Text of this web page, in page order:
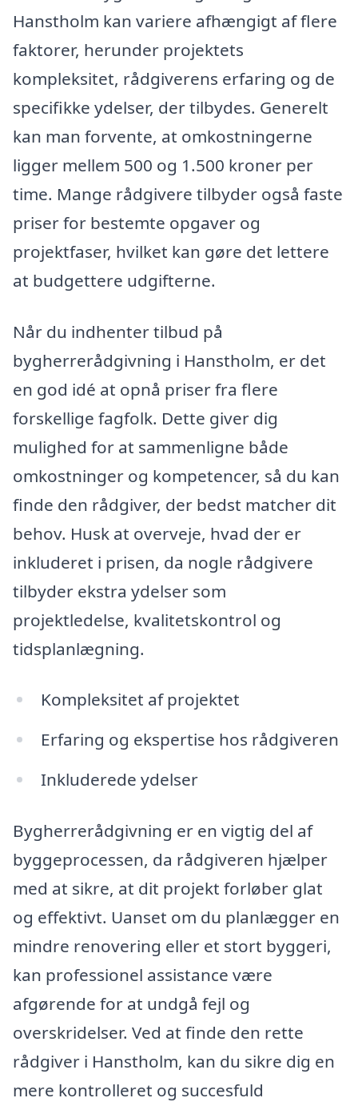
Hanstholm kan variere afhængigt af flere
faktorer, herunder projektets
kompleksitet, rådgiverens erfaring og de
specifikke ydelser, der tilbydes. Generelt
kan man forvente, at omkostningerne
ligger mellem 500 og 1.500 kroner per
time. Mange rådgivere tilbyder også faste
priser for bestemte opgaver og
projektfaser, hvilket kan gøre det lettere
at budgettere udgifterne.
Når du indhenter tilbud på
bygherrerådgivning i Hanstholm, er det
en god idé at opnå priser fra flere
forskellige fagfolk. Dette giver dig
mulighed for at sammenligne både
omkostninger og kompetencer, så du kan
finde den rådgiver, der bedst matcher dit
behov. Husk at overveje, hvad der er
inkluderet i prisen, da nogle rådgivere
tilbyder ekstra ydelser som
projektledelse, kvalitetskontrol og
tidsplanlægning.
Kompleksitet af projektet
Erfaring og ekspertise hos rådgiveren
Inkluderede ydelser
Bygherrerådgivning er en vigtig del af
byggeprocessen, da rådgiveren hjælper
med at sikre, at dit projekt forløber glat
og effektivt. Uanset om du planlægger en
mindre renovering eller et stort byggeri,
kan professionel assistance være
afgørende for at undgå fejl og
overskridelser. Ved at finde den rette
rådgiver i Hanstholm, kan du sikre dig en
mere kontrolleret og succesfuld